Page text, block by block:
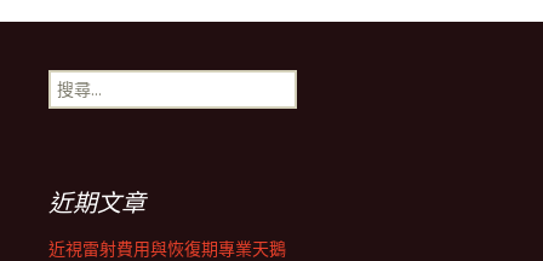
導
航
列
搜
尋
近期文章
近視雷射費用與恢復期專業天鵝